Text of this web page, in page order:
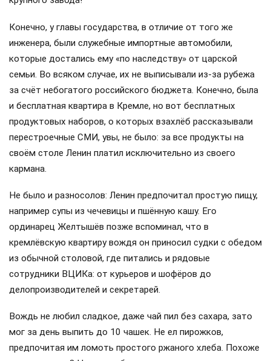
«Слухами земля полнится…» — известная фраза
времён Советского Союза была тогда в какой-то
степени и частью идеологии определённой части
населения.
Сегодня функцию общенационального «информбюро»
заменили боты и искусственный интеллект, беспардонно
выпихнувшие из информационного пространства